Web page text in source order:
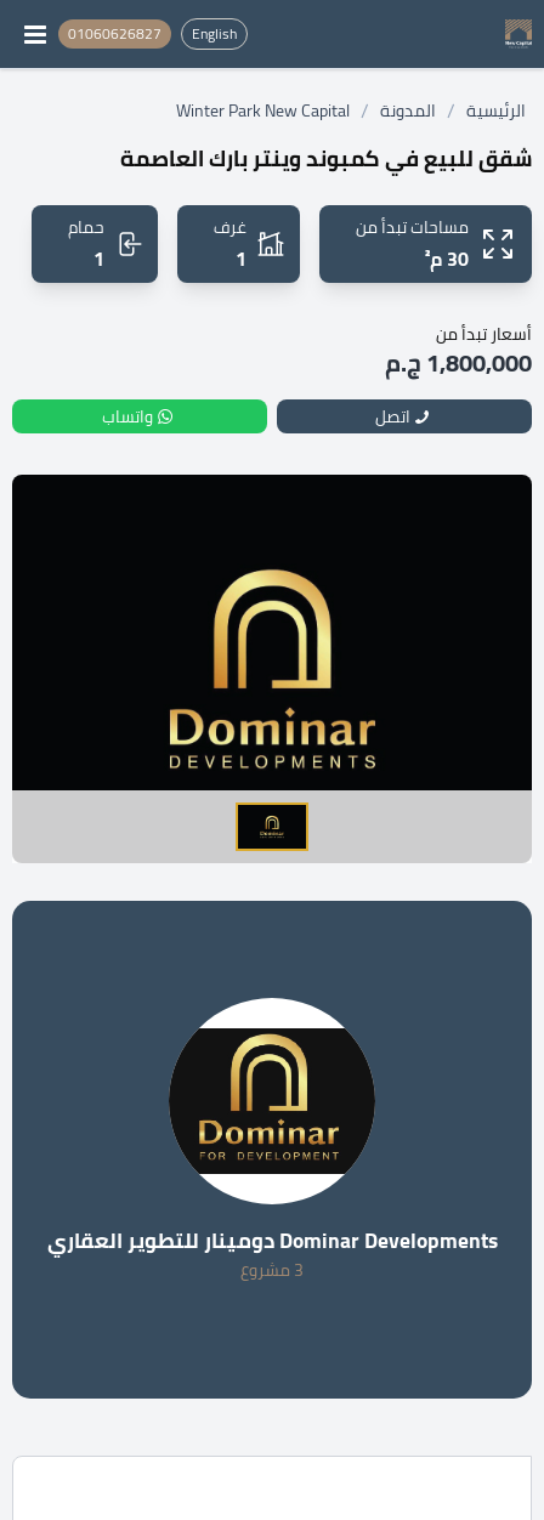
English
01060626827
الرئيسية / المدونة /
Winter Park New Capital
شقق للبيع في كمبوند وينتر بارك العاصمة
مساحات تبدأ من
30 م²
غرف
1
حمام
1
أسعار تبدأ من
1,800,000 ج.م
اتصل واتساب
Dominar Developments دومينار للتطوير العقاري
3 مشروع